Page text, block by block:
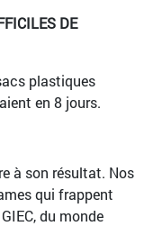
DE
plastiques
en 8 jours.
à son résultat. Nos
qui frappent
du monde